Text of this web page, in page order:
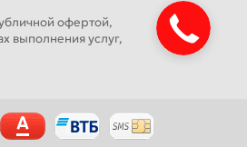
офертой,
выполнения услуг,